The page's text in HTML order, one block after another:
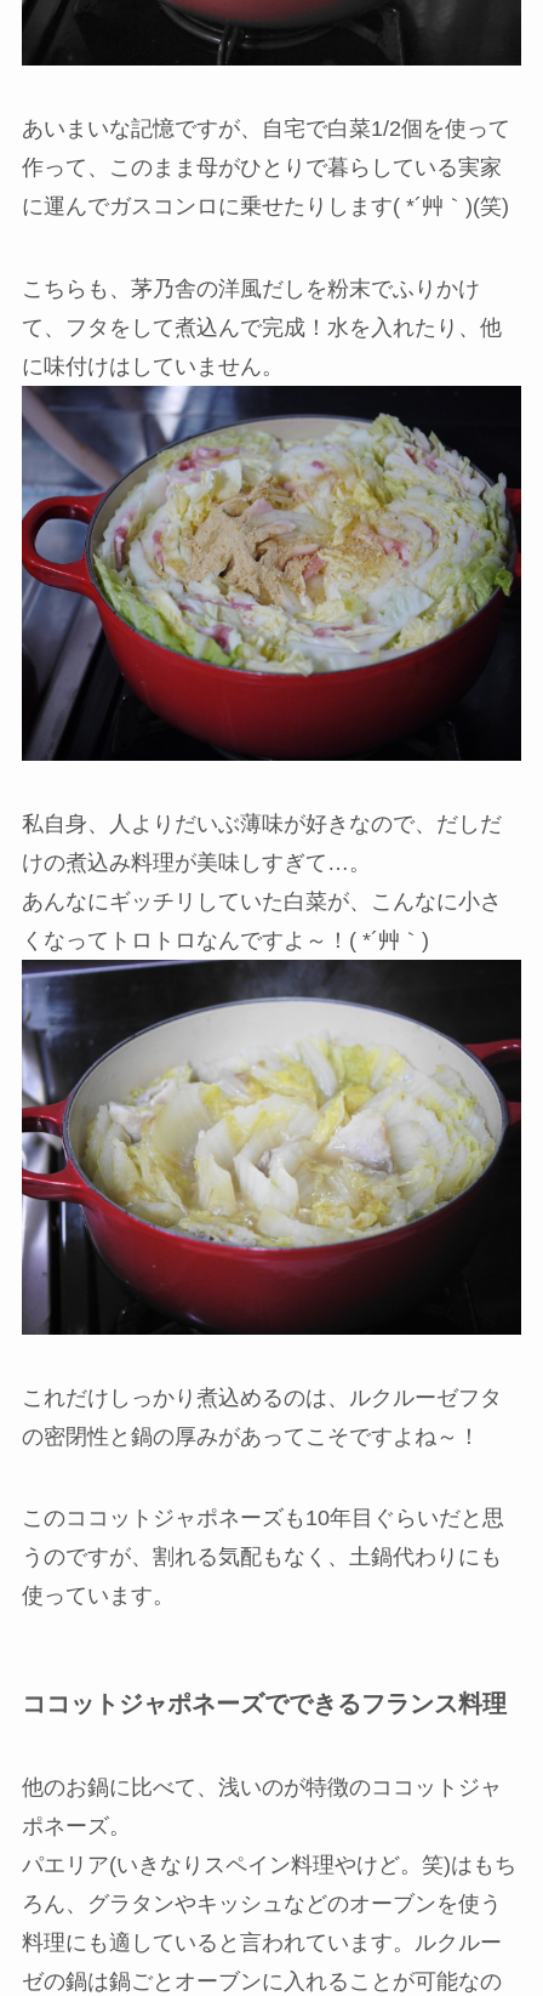
あいまいな記憶ですが、自宅で白菜1/2個を使って
作って、このまま母がひとりで暮らしている実家
に運んでガスコンロに乗せたりします( *´艸｀)(笑)
こちらも、茅乃舎の洋風だしを粉末でふりかけ
て、フタをして煮込んで完成！水を入れたり、他
に味付けはしていません。
私自身、人よりだいぶ薄味が好きなので、だしだ
けの煮込み料理が美味しすぎて…。
あんなにギッチリしていた白菜が、こんなに小さ
くなってトロトロなんですよ～！( *´艸｀)
これだけしっかり煮込めるのは、ルクルーゼフタ
の密閉性と鍋の厚みがあってこそですよね～！
このココットジャポネーズも10年目ぐらいだと思
うのですが、割れる気配もなく、土鍋代わりにも
使っています。
ココットジャポネーズでできるフランス料理
他のお鍋に比べて、浅いのが特徴のココットジャ
ポネーズ。
パエリア(いきなりスペイン料理やけど。笑)はもち
ろん、グラタンやキッシュなどのオーブンを使う
料理にも適していると言われています。ルクルー
ゼの鍋は鍋ごとオーブンに入れることが可能なの